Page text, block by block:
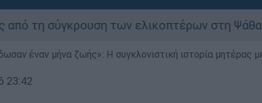
των ελικοπτέρων στη Ψάθα
έναν μήνα ζωής»: Η συγκλονιστική ιστορία μητέρας
23:42